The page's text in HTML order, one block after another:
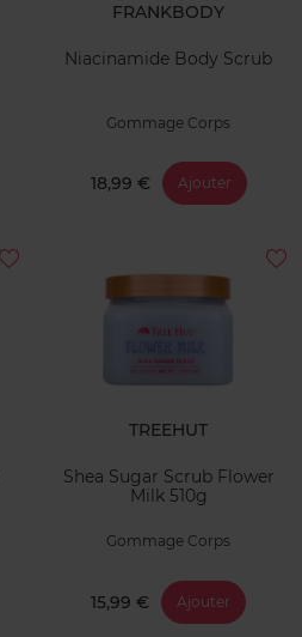
FRANKBODY
Niacinamide Body Scrub
Gommage Corps
18,99 € Ajouter
TREEHUT
Shea Sugar Scrub Flower
Milk 510g
Gommage Corps
15,99 € Ajouter